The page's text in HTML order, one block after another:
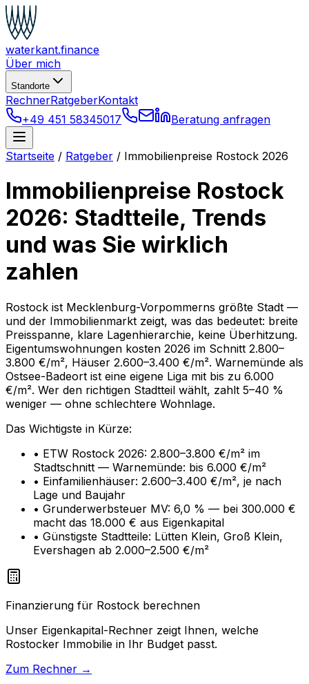
waterkant.finance
Über mich
Standorte
RechnerRatgeberKontakt
+49 451 58345017
Beratung anfragen
Startseite / Ratgeber / Immobilienpreise Rostock 2026
Immobilienpreise Rostock
2026: Stadtteile, Trends
und was Sie wirklich
zahlen
Rostock ist Mecklenburg-Vorpommerns größte Stadt —
und der Immobilienmarkt zeigt, was das bedeutet: breite
Preisspanne, klare Lagenhierarchie, keine Überhitzung.
Eigentumswohnungen kosten 2026 im Schnitt 2.800–
3.800 €/m², Häuser 2.600–3.400 €/m². Warnemünde als
Ostsee-Badeort ist eine eigene Liga mit bis zu 6.000
€/m². Wer den richtigen Stadtteil wählt, zahlt 5–40 %
weniger — ohne schlechtere Wohnlage.
Das Wichtigste in Kürze:
• ETW Rostock 2026: 2.800–3.800 €/m² im
Stadtschnitt — Warnemünde: bis 6.000 €/m²
• Einfamilienhäuser: 2.600–3.400 €/m², je nach
Lage und Baujahr
• Grunderwerbsteuer MV: 6,0 % — bei 300.000 €
macht das 18.000 € aus Eigenkapital
• Günstigste Stadtteile: Lütten Klein, Groß Klein,
Evershagen ab 2.000–2.500 €/m²
Finanzierung für Rostock berechnen
Unser Eigenkapital-Rechner zeigt Ihnen, welche
Rostocker Immobilie in Ihr Budget passt.
Zum Rechner →